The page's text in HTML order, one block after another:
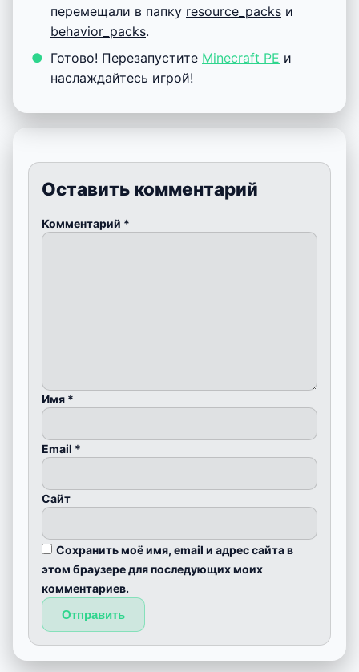
перемещали в папку resource_packs и
behavior_packs.
Готово! Перезапустите Minecraft PE и
наслаждайтесь игрой!
Оставить комментарий
Комментарий *
Имя *
Email *
Сайт
Сохранить моё имя, email и адрес сайта в
этом браузере для последующих моих
комментариев.